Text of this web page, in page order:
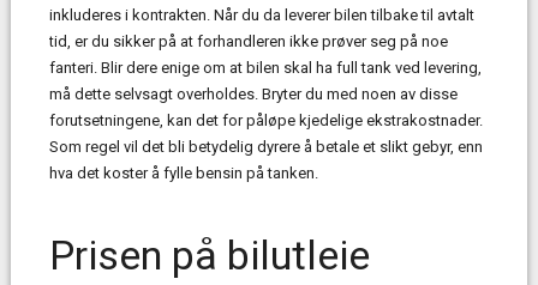
inkluderes i kontrakten. Når du da leverer bilen tilbake til avtalt
tid, er du sikker på at forhandleren ikke prøver seg på noe
fanteri. Blir dere enige om at bilen skal ha full tank ved levering,
må dette selvsagt overholdes. Bryter du med noen av disse
forutsetningene, kan det for påløpe kjedelige ekstrakostnader.
Som regel vil det bli betydelig dyrere å betale et slikt gebyr, enn
hva det koster å fylle bensin på tanken.
Prisen på bilutleie